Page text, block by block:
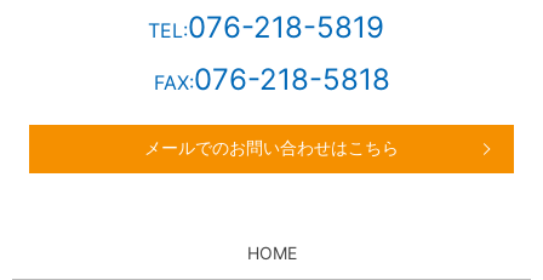
TEL:076-218-5819
FAX:076-218-5818
メールでのお問い合わせはこちら
HOME